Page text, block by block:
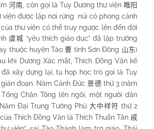
河南 , còn gọi là Tuy Dương thư viện 睢阳
viện được lập nơi rừng núi có phong cảnh
thư viện có thể truy ngược lên đến đời
虞城 “yêu thích giáo dục” đã lập trường
thuộc huyện Tào 曹 tỉnh Sơn Đông 山东)
khi Dương Xác mất, Thích Đồng Văn kế
đã xây dựng lại, tụ họp học trò gọi là Tuy
đoạn. Năm Cảnh Đức景德thứ 3 (năm
Tống Chân Tông lên ngôi, một người dân
Đại Trung Tường Phù大中祥符 thứ 2
Thích Đồng Văn là Thích Thuấn Tân 戚